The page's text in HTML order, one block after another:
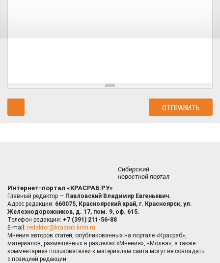
Сибирский
новостной портал
Интернет-портал «КРАСРАБ.РУ»
Главный редактор — Павловский Владимир Евгеньевич.
Адрес редакции: 660075, Красноярский край, г. Красноярск, ул.
Железнодорожников, д. 17, пом. 9, оф. 615.
Телефон редакции: +7 (391) 211-56-88
E-mail: redaktor@krasrab.krsn.ru
Мнения авторов статей, опубликованных на портале «Красраб»,
материалов, размещённых в разделах «Мнения», «Молва», а также
комментариев пользователей к материалам сайта могут не совпадать
с позицией редакции.